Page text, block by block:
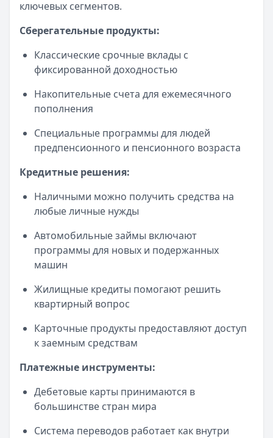
Банк ПСБ— Пенсионная
Обслуживание:Бесплатно
Рейтинг:
Т-Банк — S7 — T‑Bank Premium
Обслуживание:Бесплатно
Т-Банк — Джуниор
Обслуживание:Бесплатно
Рейтинг:4.6
Альфа-Банк— Альфа-Мобайл
до 60%
Обслуживание:Бесплатно
Все дебетовые карты
ключевых сегментов.
Сберегательные продукты:
Классические срочные вклады с
фиксированной доходностью
Накопительные счета для ежемесячного
пополнения
Специальные программы для людей
предпенсионного и пенсионного возраста
Кредитные решения:
Наличными можно получить средства на
любые личные нужды
Автомобильные займы включают
программы для новых и подержанных
машин
Жилищные кредиты помогают решить
квартирный вопрос
Карточные продукты предоставляют доступ
к заемным средствам
Платежные инструменты:
Дебетовые карты принимаются в
большинстве стран мира
Система переводов работает как внутри